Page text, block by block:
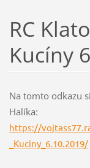
RC
Kucíny
Na tomto odkazu
Halíka:
https://
_Kuciny_6.10.2019/